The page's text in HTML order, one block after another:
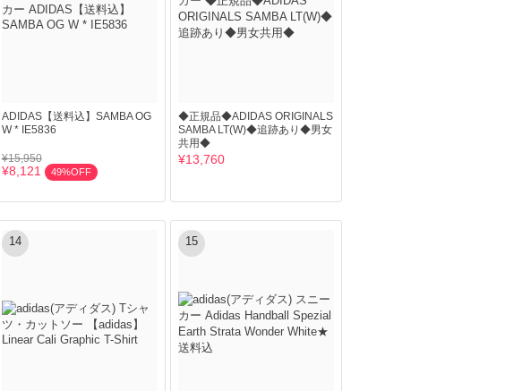
ADIDAS【送料込】SAMBA OG
W * IE5836
¥15,950
¥8,121 49%OFF
◆正規品◆ADIDAS ORIGINALS
SAMBA LT(W)◆追跡あり◆男女
共用◆
¥13,760
14 15